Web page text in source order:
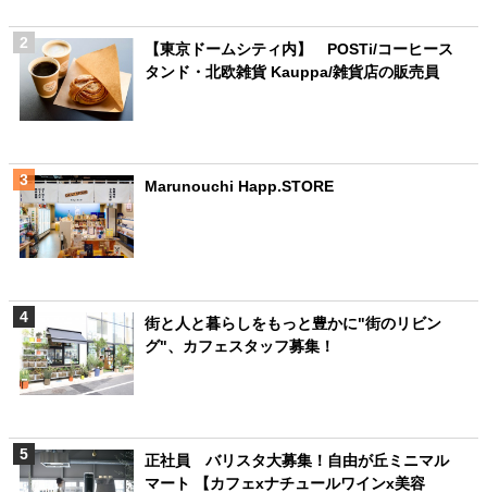
【東京ドームシティ内】 POSTi/コーヒース
タンド・北欧雑貨 Kauppa/雑貨店の販売員
Marunouchi Happ.STORE
街と人と暮らしをもっと豊かに"街のリビン
グ"、カフェスタッフ募集！
正社員 バリスタ大募集！自由が丘ミニマル
マート 【カフェxナチュールワインx美容